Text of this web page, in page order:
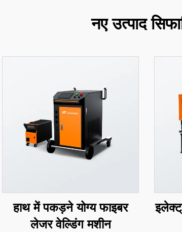
नए उत्पाद
हाथ में पकड़ने योग्य फाइबर
लेजर वेल्डिंग मशीन